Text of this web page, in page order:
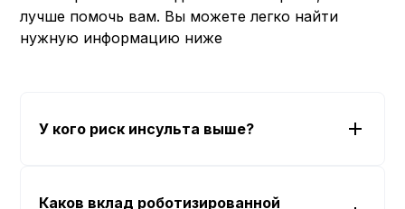
лучше помочь вам. Вы можете легко найти
нужную информацию ниже
У кого риск инсульта выше?
Каков вклад роботизированной